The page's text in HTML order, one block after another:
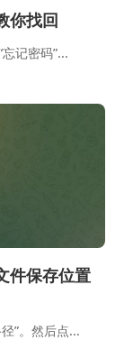
你找回
记密码”...
件保存位置
”。然后点...